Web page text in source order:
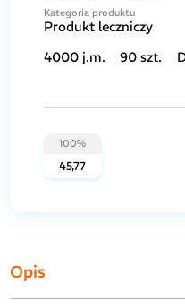
Kategoria produktu
Produkt leczniczy
4000 j.m.
90 szt.
100%
45,77
Opis